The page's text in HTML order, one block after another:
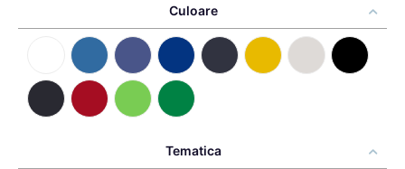
Culoare
Tematica